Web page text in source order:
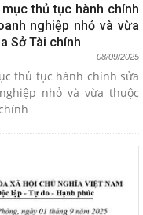
thủ tục hành chính
nghiệp nhỏ và vừa
Sở Tài chính
08/09/2025
thủ tục hành chính sửa
nhỏ và vừa thuộc